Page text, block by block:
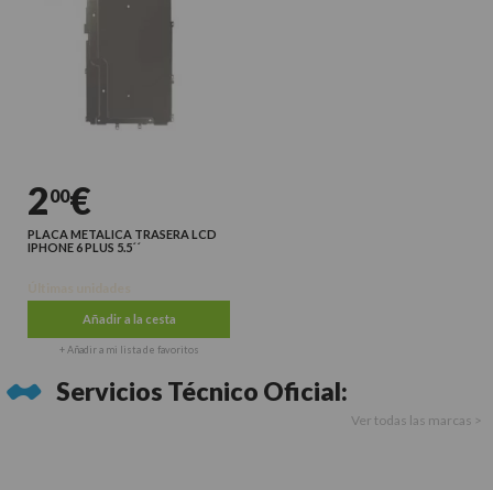
200€
PLACA METALICA TRASERA LCD
IPHONE 6 PLUS 5.5´´
Añadir a la cesta
+ Añadir a mi lista de favoritos
Servicios Técnico Oficial:
Ver todas las marcas >